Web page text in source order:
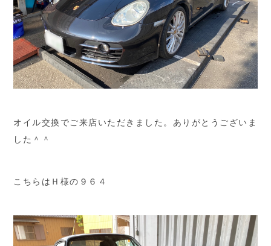
オイル交換でご来店いただきました。ありがとうございま
した＾＾
こちらはＨ様の９６４